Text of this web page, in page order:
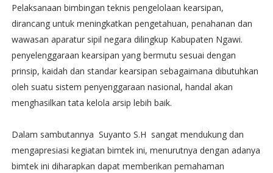
Pelaksanaan bimbingan teknis pengelolaan kearsipan,
dirancang untuk meningkatkan pengetahuan, penahanan dan
wawasan aparatur sipil negara dilingkup Kabupaten Ngawi.
penyelenggaraan kearsipan yang bermutu sesuai dengan
prinsip, kaidah dan standar kearsipan sebagaimana dibutuhkan
oleh suatu sistem penyenggaraan nasional, handal akan
menghasilkan tata kelola arsip lebih baik.
Dalam sambutannya Suyanto S.H sangat mendukung dan
mengapresiasi kegiatan bimtek ini, menurutnya dengan adanya
bimtek ini diharapkan dapat memberikan pemahaman